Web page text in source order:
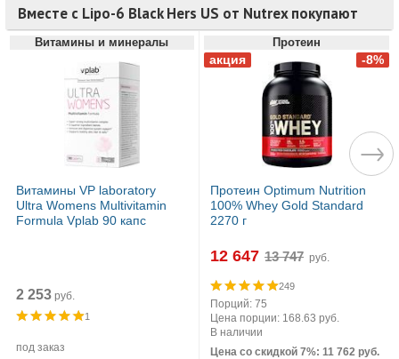
Вместе с Lipo-6 Black Hers US от Nutrex покупают
Витамины и минералы
Витамины VP laboratory
Ultra Womens Multivitamin
Formula Vplab 90 капс
2 253руб.
1
под заказ
Протеин
Протеин Optimum Nutrition
100% Whey Gold Standard
2270 г
12 647 руб.
249
Порций: 75
Цена порции: 168.63 руб.
В наличии
Цена со скидкой 7%: 11 762 руб.